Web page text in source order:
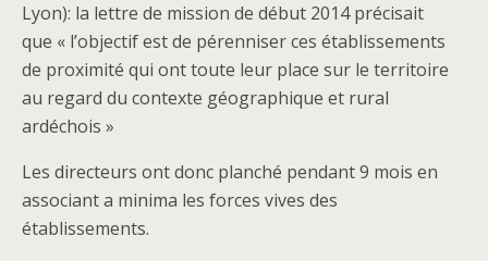
Lyon): la lettre de mission de début 2014 précisait
que « l’objectif est de pérenniser ces établissements
de proximité qui ont toute leur place sur le territoire
au regard du contexte géographique et rural
ardéchois »
Les directeurs ont donc planché pendant 9 mois en
associant a minima les forces vives des
établissements.